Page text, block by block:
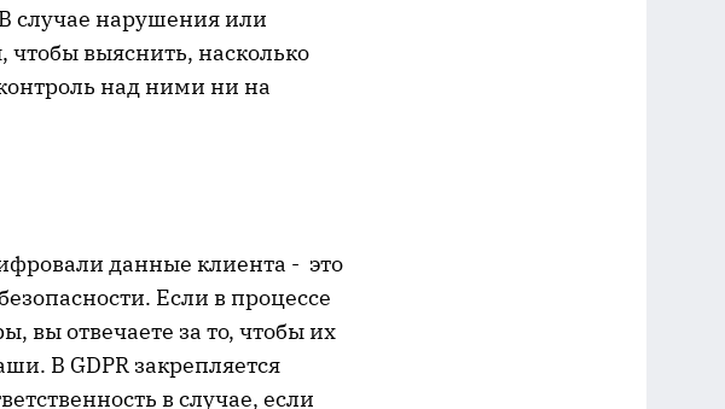
случае нарушения или
чтобы выяснить, насколько
над ними ни на
данные клиента - это
Если в процессе
вы отвечаете за то, чтобы их
В GDPR закрепляется
в случае, если